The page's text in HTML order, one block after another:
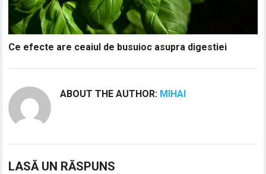
Ce efecte are ceaiul de busuioc asupra digestiei
ABOUT THE AUTHOR: MIHAI
LASĂ UN RĂSPUNS